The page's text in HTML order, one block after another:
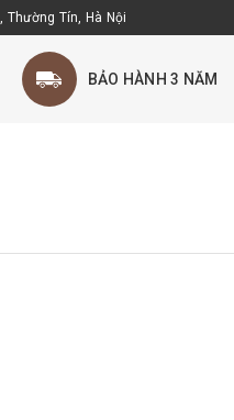
Thường Tín, Hà Nội
BẢO HÀNH 3 NĂM